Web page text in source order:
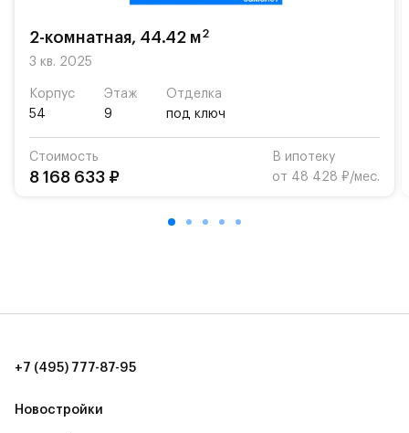
возможность посещения частной гимназии
Для автомобилистов — закрытые озеленённые
Территория квартала приватная, въезд
осуществляется по пропускам.#yan19-2r1521102#
2-комнатная, 44.42 м2
3 кв. 2025
Корпус
54
Этаж
9
Отделка
под ключ
Стоимость
8 168 633 ₽
В ипотеку
от 48 428 ₽/мес.
Новостройки
+7 (495) 777-87-95